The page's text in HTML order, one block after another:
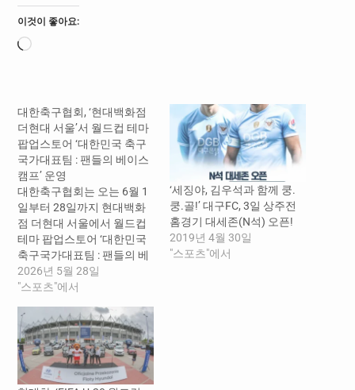
이것이 좋아요:
로
대한축구협회, ‘현대백화점
더현대 서울’서 월드컵 테마
팝업스토어 ‘대한민국 축구
국가대표팀 : 팬들의 베이스
캠프’ 운영
대한축구협회는 오는 6월 1
일부터 28일까지 현대백화
점 더현대 서울에서 월드컵
테마 팝업스토어 ‘대한민국
축구국가대표팀 : 팬들의 베
이스캠프’를 운영한다. 이번
팝업스토어는 단순 MD 판매
월드컵을 앞두고 축구국가
대표팀과 팬들이 함께 월드
컵 분위기를 만들어가는 참
여형 프로젝트다. 협회는 팬
들이 직접 참여하고 기록을
2026년 5월 28일
"스포츠"에서
‘세징야, 김우석과 함께 쿵.
쿵.골!’ 대구FC, 3일 상주전
홈경기 대세존(N석) 오픈!
2019년 4월 30일
"스포츠"에서